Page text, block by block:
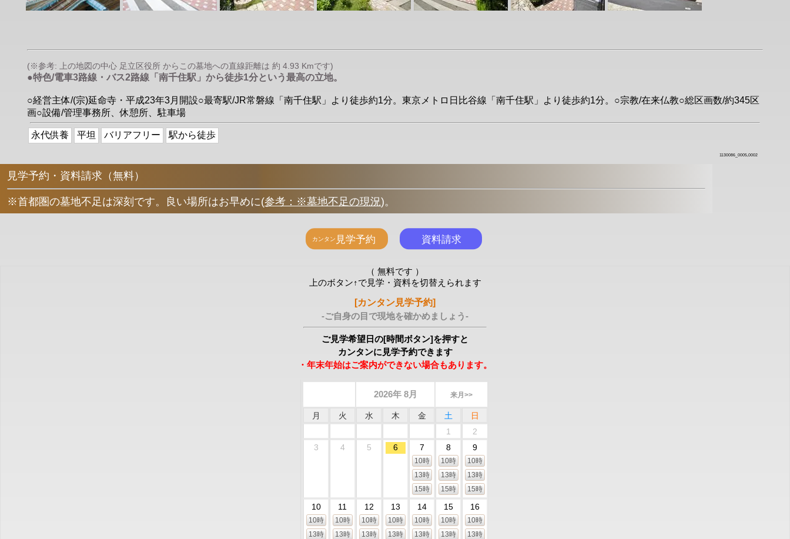
(※参考: 上の地図の中心 足立区役所 からこの墓地への直線距離は 約 4.93 Kmです)
●特色/電車3路線・バス2路線「南千住駅」から徒歩1分という最高の立地。
○経営主体/(宗)延命寺・平成23年3月開設○最寄駅/JR常磐線「南千住駅」より徒歩約1分。東京メトロ日比谷線「南千住駅」より徒歩約1分。○宗教/在来仏教○総区画数/約345区
画○設備/管理事務所、休憩所、駐車場
永代供養 平坦 バリアフリー 駅から徒歩
1130086_0005,0002
見学予約・資料請求（無料）
※首都圏の墓地不足は深刻です。良い場所はお早めに(参考：※墓地不足の現況)。
（ 無料です ）
上のボタン↑で見学・資料を切替えられます
[カンタン見学予約]
-ご自身の目で現地を確かめましょう-
ご見学希望日の[時間ボタン]を押すと
カンタンに見学予約できます
・年末年始はご案内ができない場合もあります。
2026年 8月 来月>>
月 火 水 木 金 土
日
1
2
3
4 5 6 7
10時
13時
15時
8
10時
13時
15時
9
10時
13時
15時
10
10時
13時
11
10時
13時
12
10時
13時
13
10時
13時
14
10時
13時
15
10時
13時
16
10時
13時